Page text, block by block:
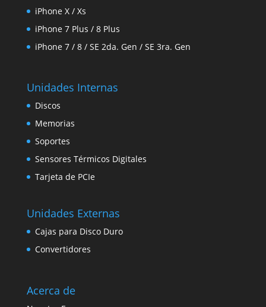
iPhone X / Xs
iPhone 7 Plus / 8 Plus
iPhone 7 / 8 / SE 2da. Gen / SE 3ra. Gen
Unidades Internas
Discos
Memorias
Soportes
Sensores Térmicos Digitales
Tarjeta de PCIe
Unidades Externas
Cajas para Disco Duro
Convertidores
Acerca de